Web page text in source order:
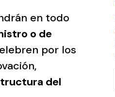
en todo
o de
por los
del